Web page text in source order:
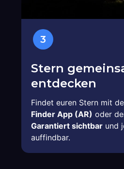
3
Stern
entdecken
Findet euren Stern mit
Finder App (AR) oder
Garantiert sichtbar und
auffindbar.